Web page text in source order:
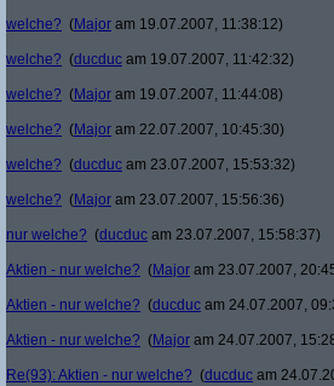
welche? (Major am 19.07.2007, 11:38:12)
welche? (ducduc am 19.07.2007, 11:42:32)
welche? (Major am 19.07.2007, 11:44:08)
welche? (Major am 22.07.2007, 10:45:30)
welche? (ducduc am 23.07.2007, 15:53:32)
welche? (Major am 23.07.2007, 15:56:36)
nur welche? (ducduc am 23.07.2007, 15:58:37)
Aktien - nur welche? (Major am 23.07.2007,
Aktien - nur welche? (ducduc am 24.07.2007,
Aktien - nur welche? (Major am 24.07.2007,
Re(93): Aktien - nur welche? (ducduc am